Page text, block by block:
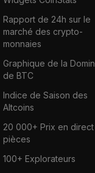
Rapport de 24h sur le
marché des crypto-
monnaies
Graphique de la
de BTC
Indice de Saison des
Altcoins
20 000+ Prix en
pièces
100+ Explorateurs